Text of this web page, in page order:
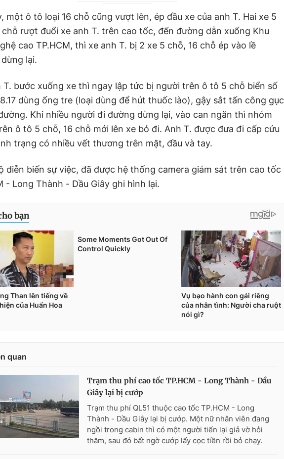
một ô tô loại 16 chỗ cũng vượt lên, ép đầu xe của anh T. Hai xe 5
chỗ rượt đuổi xe anh T. trên cao tốc, đến đường dẫn xuống Khu
cao TP.HCM, thì xe anh T. bị 2 xe 5 chỗ, 16 chỗ ép vào lề
lại.
T. bước xuống xe thì ngay lập tức bị người trên ô tô 5 chỗ biển số
dùng ống tre (loại dùng để hút thuốc lào), gậy sắt tấn công gục
Khi nhiều người đi đường dừng lại, vào can ngăn thì nhóm
ô tô 5 chỗ, 16 chỗ mới lên xe bỏ đi. Anh T. được đưa đi cấp cứu
trạng có nhiều vết thương trên mặt, đầu và tay.
diễn biến sự việc, đã được hệ thống camera giám sát trên cao tốc
- Long Thành - Dầu Giây ghi hình lại.
quan
Trạm thu phí cao tốc TP.HCM - Long Thành - Dầu
Giây lại bị cướp
Trạm thu phí QL51 thuộc cao tốc TP.HCM - Long
Thành - Dầu Giây lại bị cướp. Một nữ nhân viên đang
ngồi trong cabin thì có một người tiến lại giả vờ hỏi
thăm, sau đó bất ngờ cướp lấy cọc tiền rồi bỏ chạy.